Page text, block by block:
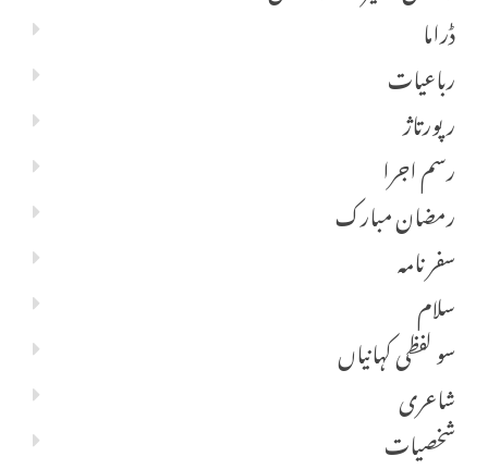
ڈراما
رباعیات
رپورتاژ
رسم اجرا
رمضان مبارک
سفر نامہ
سلام
سو لفظی کہانیاں
شاعری
شخصیات